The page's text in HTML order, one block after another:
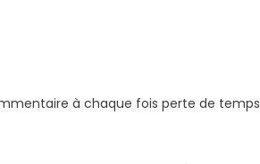
à chaque fois perte de temps